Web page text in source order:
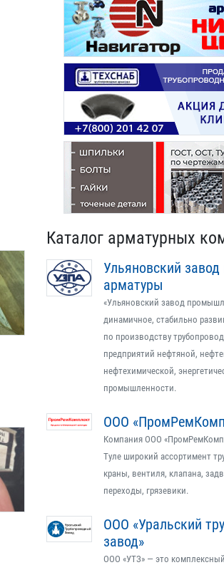
Каталог арматурных
Ульяновский
арматуры
«Ульяновский завод
динамичное, стабильно
по производству
предприятий нефтяной,
нефтехимической,
промышленности.
ООО
Компания ООО
Туле широкий ассортимент
краны, вентиля, клапана,
переходы, грязевики.
ООО «Уральский
завод»
ООО «УТЗ» — это